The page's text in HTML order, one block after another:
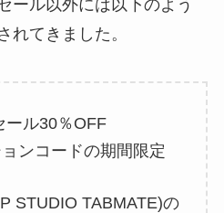
ール以外には以下のよう
れてきました。
ール30％OFF
ンコードの期間限定
STUDIO TABMATE)の